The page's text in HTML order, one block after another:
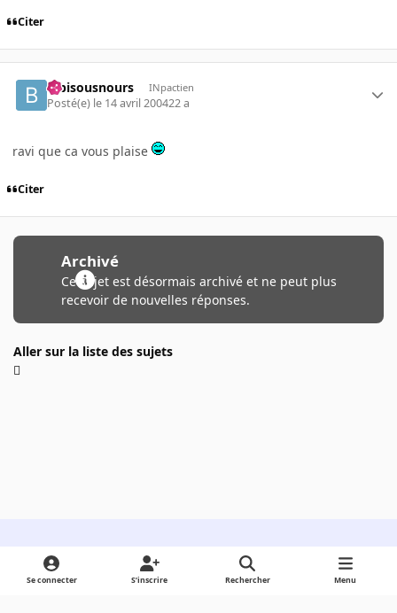
Citer
bibisousnours INpactien
Posté(e) le 14 avril 200422 a
ravi que ca vous plaise
Citer
Archivé
Ce sujet est désormais archivé et ne peut plus
recevoir de nouvelles réponses.
Aller sur la liste des sujets
Light ModeDark ModeSystem Preference
Se connecter S’inscrire Rechercher Menu